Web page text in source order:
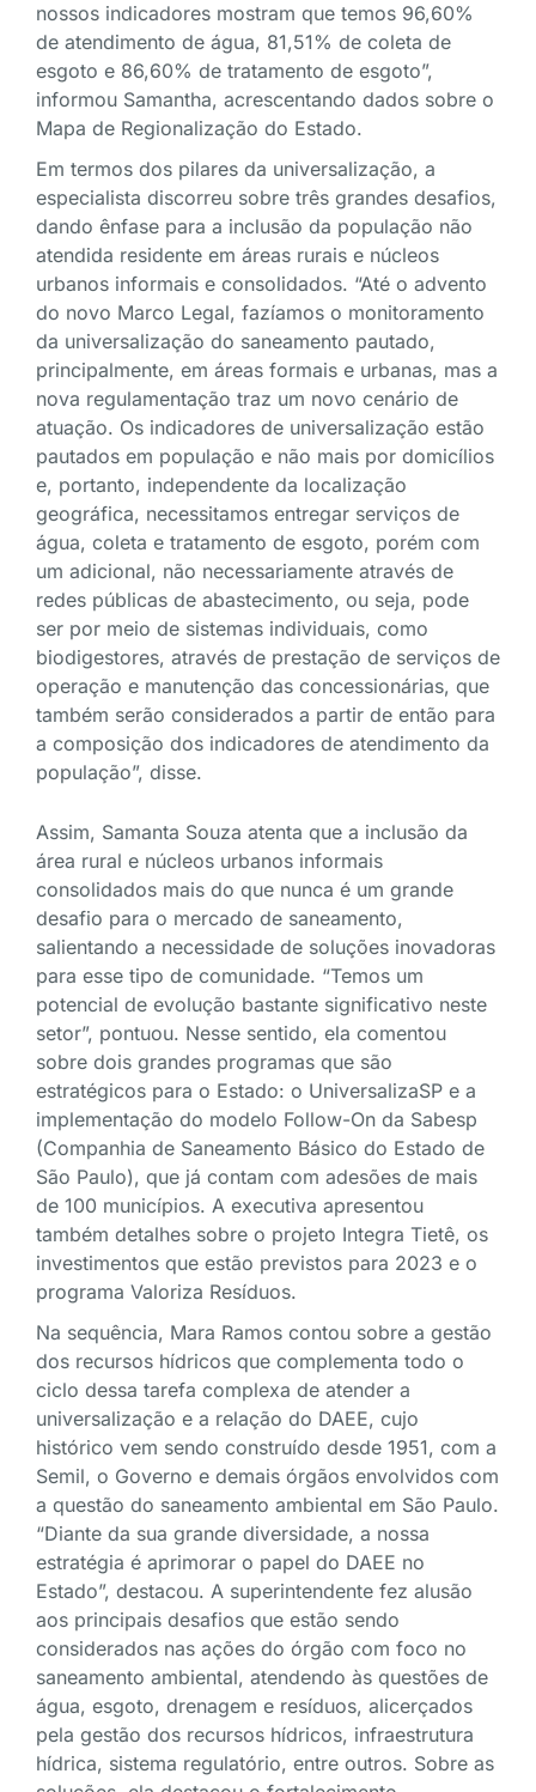
nossos indicadores mostram que temos 96,60%
de atendimento de água, 81,51% de coleta de
esgoto e 86,60% de tratamento de esgoto”,
informou Samantha, acrescentando dados sobre o
Mapa de Regionalização do Estado.
Em termos dos pilares da universalização, a
especialista discorreu sobre três grandes desafios,
dando ênfase para a inclusão da população não
atendida residente em áreas rurais e núcleos
urbanos informais e consolidados. “Até o advento
do novo Marco Legal, fazíamos o monitoramento
da universalização do saneamento pautado,
principalmente, em áreas formais e urbanas, mas a
nova regulamentação traz um novo cenário de
atuação. Os indicadores de universalização estão
pautados em população e não mais por domicílios
e, portanto, independente da localização
geográfica, necessitamos entregar serviços de
água, coleta e tratamento de esgoto, porém com
um adicional, não necessariamente através de
redes públicas de abastecimento, ou seja, pode
ser por meio de sistemas individuais, como
biodigestores, através de prestação de serviços de
operação e manutenção das concessionárias, que
também serão considerados a partir de então para
a composição dos indicadores de atendimento da
população”, disse.
Assim, Samanta Souza atenta que a inclusão da
área rural e núcleos urbanos informais
consolidados mais do que nunca é um grande
desafio para o mercado de saneamento,
salientando a necessidade de soluções inovadoras
para esse tipo de comunidade. “Temos um
potencial de evolução bastante significativo neste
setor”, pontuou. Nesse sentido, ela comentou
sobre dois grandes programas que são
estratégicos para o Estado: o UniversalizaSP e a
implementação do modelo Follow-On da Sabesp
(Companhia de Saneamento Básico do Estado de
São Paulo), que já contam com adesões de mais
de 100 municípios. A executiva apresentou
também detalhes sobre o projeto Integra Tietê, os
investimentos que estão previstos para 2023 e o
programa Valoriza Resíduos.
Na sequência, Mara Ramos contou sobre a gestão
dos recursos hídricos que complementa todo o
ciclo dessa tarefa complexa de atender a
universalização e a relação do DAEE, cujo
histórico vem sendo construído desde 1951, com a
Semil, o Governo e demais órgãos envolvidos com
a questão do saneamento ambiental em São Paulo.
“Diante da sua grande diversidade, a nossa
estratégia é aprimorar o papel do DAEE no
Estado”, destacou. A superintendente fez alusão
aos principais desafios que estão sendo
considerados nas ações do órgão com foco no
saneamento ambiental, atendendo às questões de
água, esgoto, drenagem e resíduos, alicerçados
pela gestão dos recursos hídricos, infraestrutura
hídrica, sistema regulatório, entre outros. Sobre as